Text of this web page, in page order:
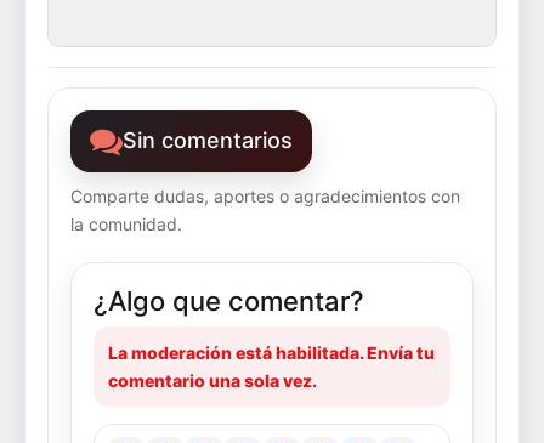
Sin comentarios
Comparte dudas, aportes o agradecimientos con
la comunidad.
¿Algo que comentar?
La moderación está habilitada. Envía tu
comentario una sola vez.